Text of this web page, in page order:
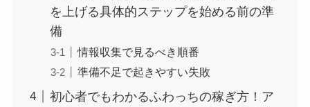
を上げる具体的ステップを始める前の準
備
情報収集で見るべき順番
準備不足で起きやすい失敗
初心者でもわかるふわっちの稼ぎ方！ア